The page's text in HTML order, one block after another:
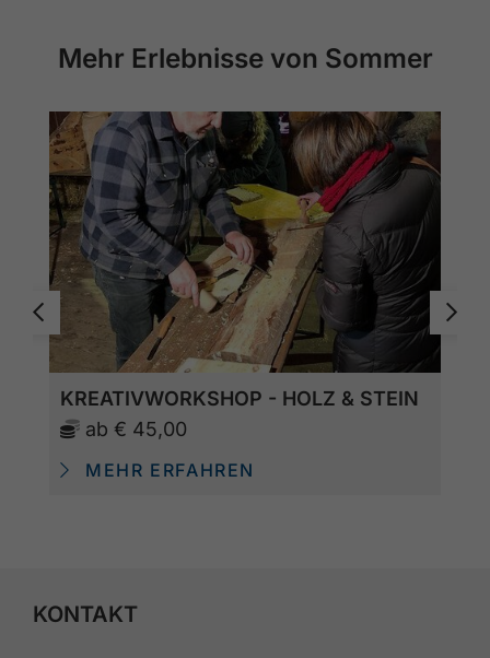
Mehr Erlebnisse von Sommer
KREATIVWORKSHOP - HOLZ & STEIN
ab € 45,00
MEHR ERFAHREN
KONTAKT